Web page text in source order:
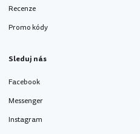
Recenze
Promo kódy
Sleduj nás
Facebook
Messenger
Instagram